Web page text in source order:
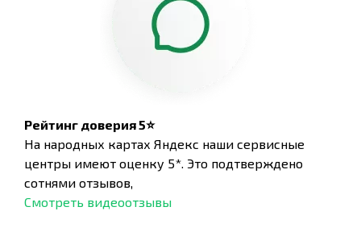
Рейтинг доверия 5⭐
На народных картах Яндекс наши сервисные
центры имеют оценку 5*. Это подтверждено
сотнями отзывов,
Смотреть видеоотзывы